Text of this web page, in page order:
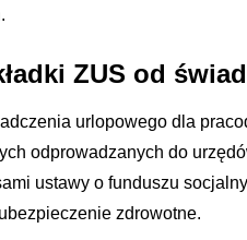
ZUS od
urlopowego dla
odprowadzanych do
ustawy o funduszu
zdrowotne.